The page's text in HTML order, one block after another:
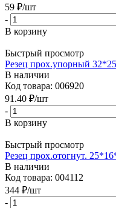
59 ₽/шт
-
В корзину
Быстрый просмотр
Резец прох.упорный
В наличии
Код товара: 006920
91.40 ₽/шт
-
В корзину
Быстрый просмотр
Резец прох.отогнут.
В наличии
Код товара: 004112
344 ₽/шт
-